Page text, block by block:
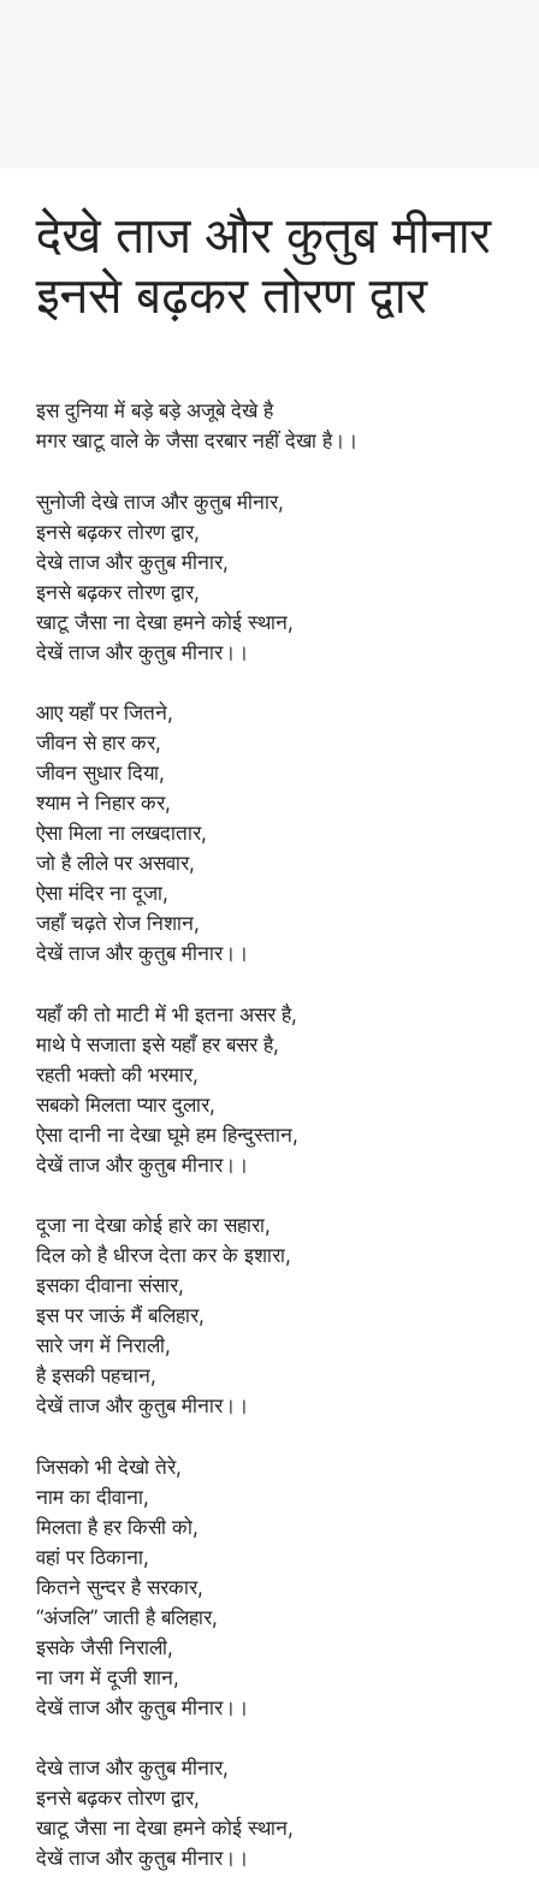
देखे ताज और कुतुब मीनार
इनसे बढ़कर तोरण द्वार
इस दुनिया में बड़े बड़े अजूबे देखे है
मगर खाटू वाले के जैसा दरबार नहीं देखा है।।
सुनोजी देखे ताज और कुतुब मीनार,
इनसे बढ़कर तोरण द्वार,
देखे ताज और कुतुब मीनार,
इनसे बढ़कर तोरण द्वार,
खाटू जैसा ना देखा हमने कोई स्थान,
देखें ताज और कुतुब मीनार।।
आए यहाँ पर जितने,
जीवन से हार कर,
जीवन सुधार दिया,
श्याम ने निहार कर,
ऐसा मिला ना लखदातार,
जो है लीले पर असवार,
ऐसा मंदिर ना दूजा,
जहाँ चढ़ते रोज निशान,
देखें ताज और कुतुब मीनार।।
यहाँ की तो माटी में भी इतना असर है,
माथे पे सजाता इसे यहाँ हर बसर है,
रहती भक्तो की भरमार,
सबको मिलता प्यार दुलार,
ऐसा दानी ना देखा घूमे हम हिन्दुस्तान,
देखें ताज और कुतुब मीनार।।
दूजा ना देखा कोई हारे का सहारा,
दिल को है धीरज देता कर के इशारा,
इसका दीवाना संसार,
इस पर जाऊं मैं बलिहार,
सारे जग में निराली,
है इसकी पहचान,
देखें ताज और कुतुब मीनार।।
जिसको भी देखो तेरे,
नाम का दीवाना,
मिलता है हर किसी को,
वहां पर ठिकाना,
कितने सुन्दर है सरकार,
“अंजलि” जाती है बलिहार,
इसके जैसी निराली,
ना जग में दूजी शान,
देखें ताज और कुतुब मीनार।।
देखे ताज और कुतुब मीनार,
इनसे बढ़कर तोरण द्वार,
खाटू जैसा ना देखा हमने कोई स्थान,
देखें ताज और कुतुब मीनार।।